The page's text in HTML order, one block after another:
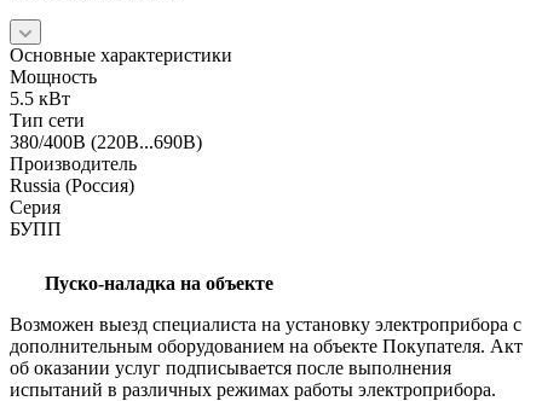
Основные характеристики
Мощность
5.5 кВт
Тип сети
380/400В (220В...690В)
Производитель
Russia (Россия)
Серия
БУПП
Пуско-наладка на объекте
Возможен выезд специалиста на установку электроприбора с
дополнительным оборудованием на объекте Покупателя. Акт
об оказании услуг подписывается после выполнения
испытаний в различных режимах работы электроприбора.